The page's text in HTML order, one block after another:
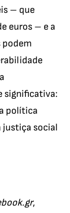
– que
euros – e a
podem
significativa:
política
justiça social
,